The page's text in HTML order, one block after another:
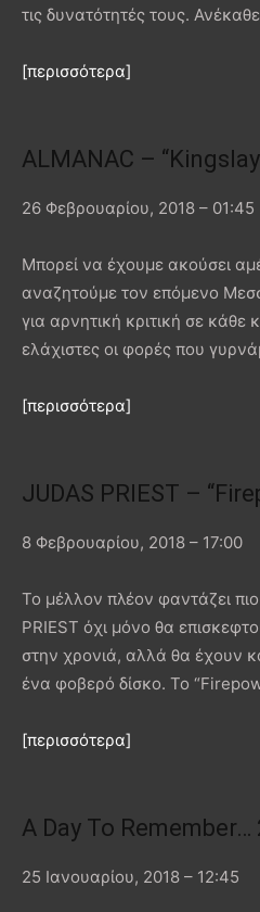
τις δυνατότητές τους.
[περισσότερα]
ALMANAC –
26 Φεβρουαρίου, 2018 – 01:45
Μπορεί να έχουμε ακούσει
αναζητούμε τον επόμενο
για αρνητική κριτική σε κάθε
ελάχιστες οι φορές που
[περισσότερα]
JUDAS PRIEST –
8 Φεβρουαρίου, 2018 – 17:00
Το μέλλον πλέον φαντάζει
PRIEST όχι μόνο θα
στην χρονιά, αλλά θα έχουν
ένα φοβερό δίσκο. Το
[περισσότερα]
A Day To Remember…
25 Ιανουαρίου, 2018 – 12:45